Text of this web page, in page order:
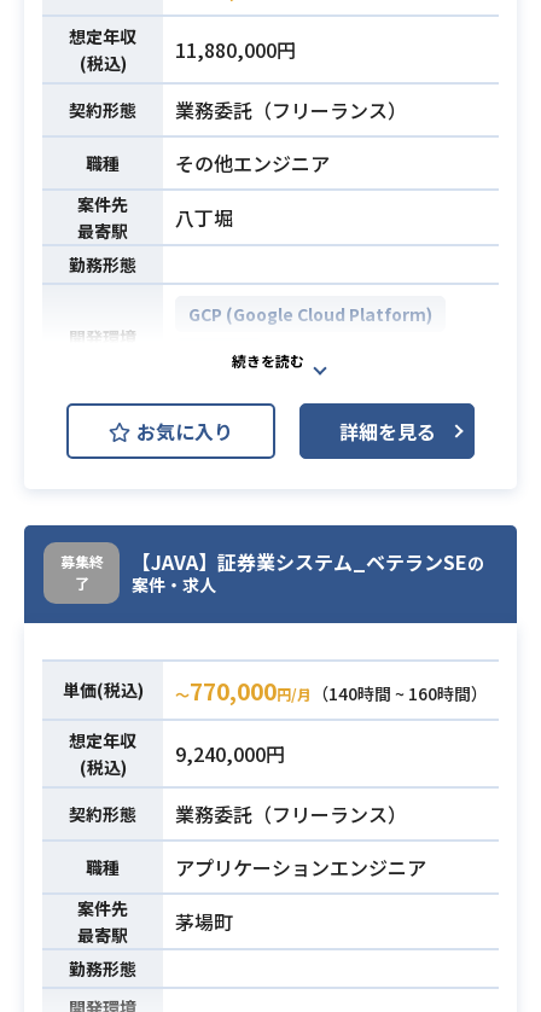
しながら一緒に業界の発展に寄与で
きる環境であるのと同時に、AIを使
って業務改善の提案を行うコンサル
などを通じて、イノベーションを起
こしていく事も可能です。
現行のサービスのブラッシュアップ
も含め、0ベースで新しい事へも挑戦
できるポジションとなります。
【業務内容】
・画像処理用筐体の設計、開発
・IoTプロジェクト関係ソフトの開発
※技術テストを行います。
・深層学習を活用したソリューショ
S、Vue.JS）、Python
想定年収
(税込)
11,880,000円
契約形態 業務委託（フリーランス）
職種 その他エンジニア
案件先
最寄駅
八丁堀
勤務形態
開発環境
GCP (Google Cloud Platform)
G Suite
業務内容
Googleが提供する、商用サービスの
企業導入から実装、導入後のフォロ
けて検討します。
対象となるサービスはG Suite、GC
P、Chrome、Mapsとなりますが、
保有スキルと希望習得スキルに合わ
せて、担当領域を決めていきたいと
おもいます。
必須スキル
・下記いずれかの開発経験、または
導入サポート経験、問い合わせ対応
G Suite、GCP、Chrome、Maps
・IT経験は1年以上からでOKだが、
そのうちGoogle関連の経験は半年以
上必要
お気に入り 詳細を見る
募集終
了
【JAVA】証券業システム_ベテランSEの
案件・求人
単価(税込) 〜770,000円/月
（140時間 ~ 160時間）
想定年収
(税込)
9,240,000円
契約形態 業務委託（フリーランス）
職種 アプリケーションエンジニア
案件先
最寄駅
茅場町
勤務形態
開発環境